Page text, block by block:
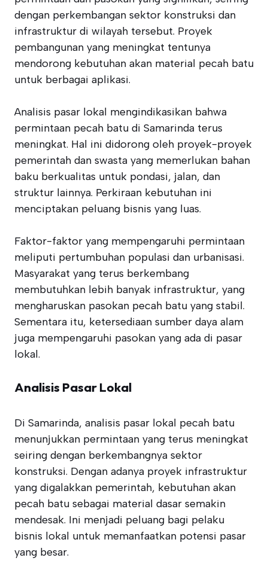
dengan perkembangan sektor konstruksi dan
infrastruktur di wilayah tersebut. Proyek
pembangunan yang meningkat tentunya
mendorong kebutuhan akan material pecah batu
untuk berbagai aplikasi.
Analisis pasar lokal mengindikasikan bahwa
permintaan pecah batu di Samarinda terus
meningkat. Hal ini didorong oleh proyek-proyek
pemerintah dan swasta yang memerlukan bahan
baku berkualitas untuk pondasi, jalan, dan
struktur lainnya. Perkiraan kebutuhan ini
menciptakan peluang bisnis yang luas.
Faktor-faktor yang mempengaruhi permintaan
meliputi pertumbuhan populasi dan urbanisasi.
Masyarakat yang terus berkembang
membutuhkan lebih banyak infrastruktur, yang
mengharuskan pasokan pecah batu yang stabil.
Sementara itu, ketersediaan sumber daya alam
juga mempengaruhi pasokan yang ada di pasar
lokal.
Analisis Pasar Lokal
Di Samarinda, analisis pasar lokal pecah batu
menunjukkan permintaan yang terus meningkat
seiring dengan berkembangnya sektor
konstruksi. Dengan adanya proyek infrastruktur
yang digalakkan pemerintah, kebutuhan akan
pecah batu sebagai material dasar semakin
mendesak. Ini menjadi peluang bagi pelaku
bisnis lokal untuk memanfaatkan potensi pasar
yang besar.